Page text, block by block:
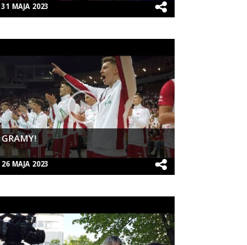
31 MAJA 2023
GRAMY!
26 MAJA 2023